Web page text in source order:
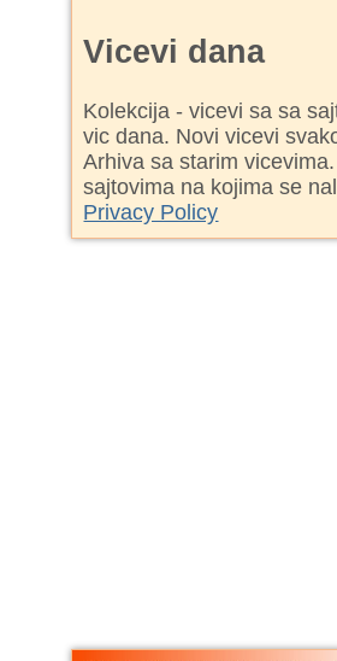
Vicevi dana
Kolekcija - vicevi sa sa
vic dana. Novi vicevi
Arhiva sa starim
sajtovima na kojima se
Privacy Policy